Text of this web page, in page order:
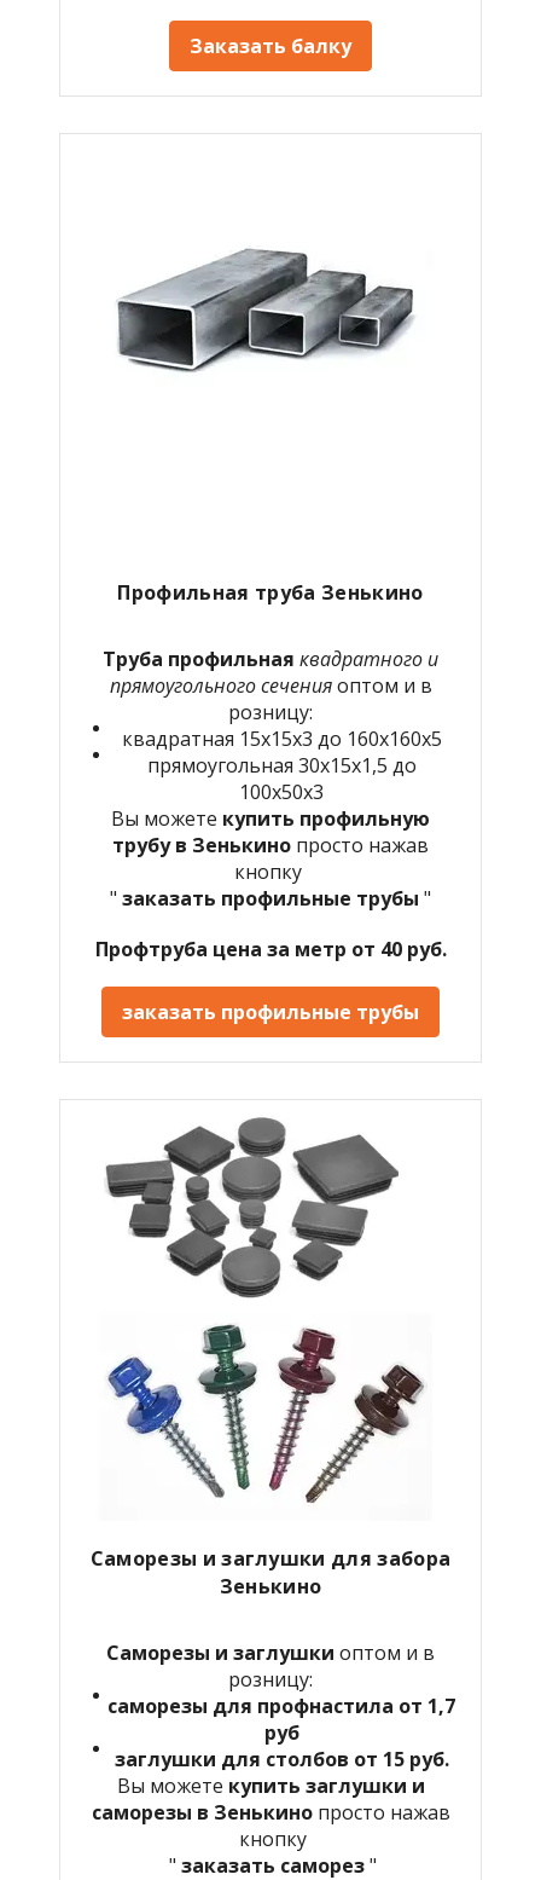
Заказать балку
Профильная труба Зенькино
Труба профильная квадратного и
прямоугольного сеченияоптом и в
розницу:
квадратная 15х15х3 до 160х160х5
прямоугольная 30х15х1,5 до
100х50х3
Вы можете купить профильную
трубу в Зенькино просто нажав
кнопку
" заказать профильные трубы "
Профтруба цена за метр от 40 руб.
заказать профильные трубы
Саморезы и заглушки для забора
Зенькино
Саморезы и заглушки оптом и в
розницу:
саморезы для профнастила от 1,7
руб
заглушки для столбов от 15 руб.
Вы можете купить заглушки и
саморезы в Зенькино просто нажав
кнопку
" заказать саморез"